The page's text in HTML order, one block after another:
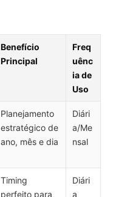
Benefício
Principal
Freq
uênc
ia de
Uso
Planejamento
estratégico de
ano, mês e dia
Diári
a/Me
nsal
Timing
perfeito para
Diári
a